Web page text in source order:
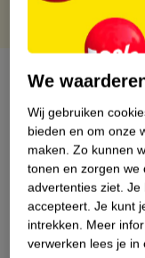
Over dit
Etiketinformatie
Nature Impact
We
Wij gebruiken
bieden en om onze
maken. Zo kunnen
tonen en zorgen we
advertenties ziet. Je
accepteert. Je kunt
intrekken. Meer
verwerken lees je in